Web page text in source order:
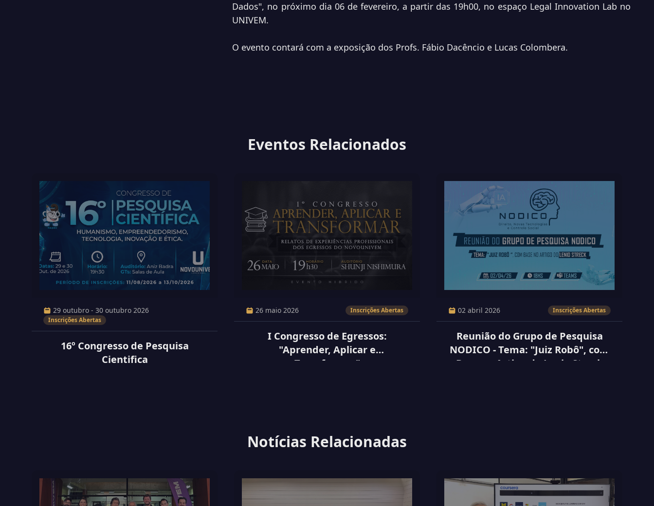
Dados", no próximo dia 06 de fevereiro, a partir das 19h00, no espaço Legal Innovation Lab no
UNIVEM.
O evento contará com a exposição dos Profs. Fábio Dacêncio e Lucas Colombera.
Eventos Relacionados
29 outubro - 30 outubro 2026
Inscrições Abertas
16º Congresso de Pesquisa
Cientifica
26 maio 2026 Inscrições Abertas
I Congresso de Egressos:
"Aprender, Aplicar e
Transformar"
02 abril 2026 Inscrições Abertas
Reunião do Grupo de Pesquisa
NODICO - Tema: "Juiz Robô", com
Base no Artigo do Lenio Streck
Notícias Relacionadas